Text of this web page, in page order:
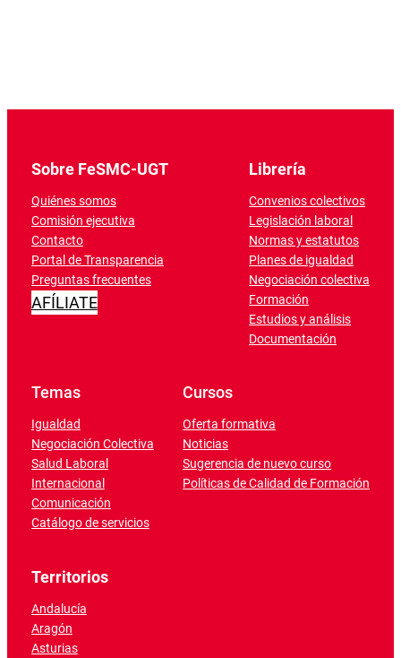
Sobre FeSMC-UGT
Quiénes somos
Comisión ejecutiva
Contacto
Portal de Transparencia
Preguntas frecuentes
AFÍLIATE
Librería
Convenios colectivos
Legislación laboral
Normas y estatutos
Planes de igualdad
Negociación colectiva
Formación
Estudios y análisis
Documentación
Temas
Igualdad
Negociación Colectiva
Salud Laboral
Internacional
Comunicación
Catálogo de servicios
Cursos
Oferta formativa
Noticias
Sugerencia de nuevo curso
Políticas de Calidad de Formación
Territorios
Andalucía
Aragón
Asturias